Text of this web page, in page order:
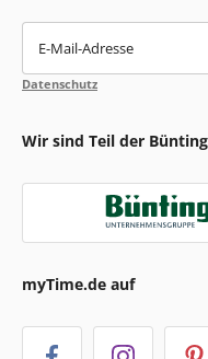
E-Mail-Adresse
Datenschutz
Wir sind Teil der
myTime.de auf